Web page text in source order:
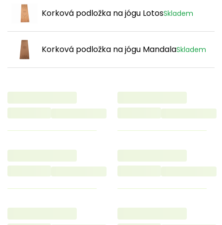
Korková podložka na jógu LotosSkladem
Korková podložka na jógu MandalaSkladem